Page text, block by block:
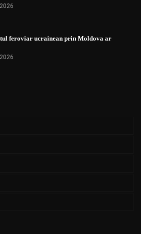
feroviar ucrainean prin Moldova ar